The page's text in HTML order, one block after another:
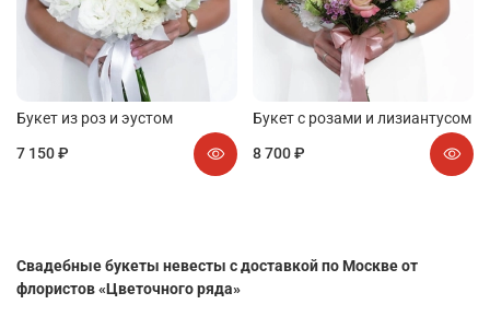
Букет из роз и эустом
7 150 ₽
Букет с розами и лизиантусом
8 700 ₽
Свадебные букеты невесты с доставкой по Москве от
флористов «Цветочного ряда»